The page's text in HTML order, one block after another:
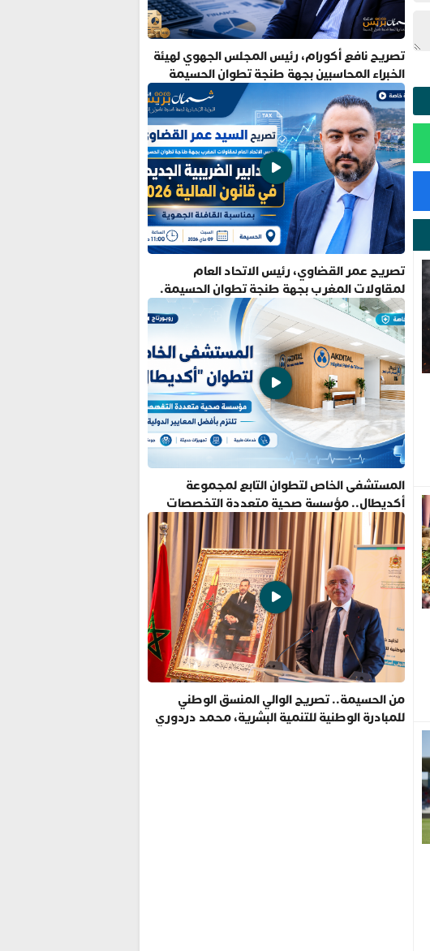
تصريح نافع أكورام، رئيس المجلس الجهوي لهيئة
الخبراء المحاسبين بجهة طنجة تطوان الحسيمة
تصريح عمر القضاوي، رئيس الاتحاد العام
لمقاولات المغرب بجهة طنجة تطوان الحسيمة.
المستشفى الخاص لتطوان التابع لمجموعة
أكديطال.. مؤسسة صحية متعددة التخصصات
تلتزم بأفضل المعايير الدولية
من الحسيمة.. تصريح الوالي المنسق الوطني
للمبادرة الوطنية للتنمية البشرية، محمد دردوري